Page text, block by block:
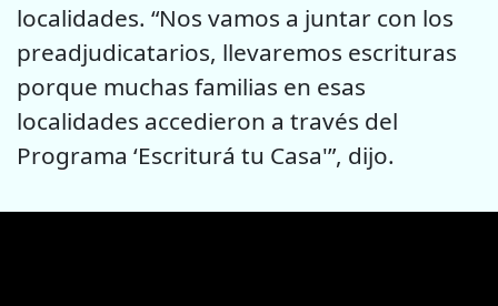
localidades. “Nos vamos a juntar con los
preadjudicatarios, llevaremos escrituras
porque muchas familias en esas
localidades accedieron a través del
Programa ‘Escriturá tu Casa'”, dijo.